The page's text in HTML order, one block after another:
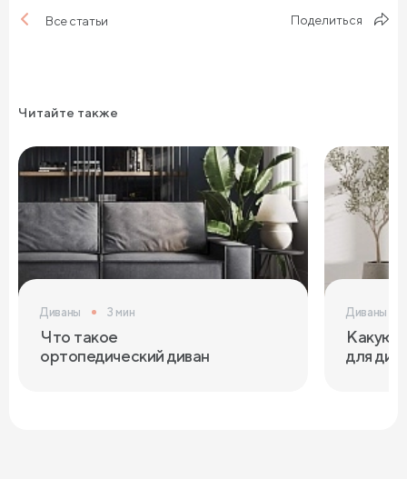
Все статьи Поделиться
Читайте также
Диваны 3 мин
Что такое
ортопедический диван
Диваны
Какую
для